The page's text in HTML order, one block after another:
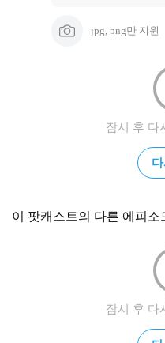
jpg, png만 지원
잠시 후 다
이 팟캐스트의 다른 에피소
잠시 후 다